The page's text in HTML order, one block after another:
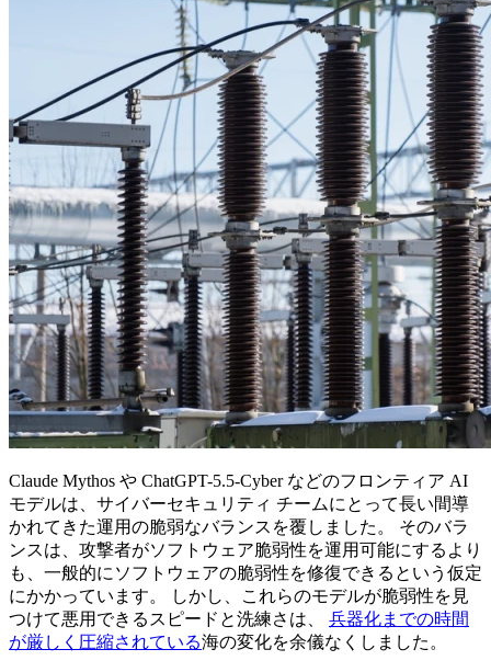
Claude Mythos や ChatGPT-5.5-Cyber などのフロンティア AI
モデルは、サイバーセキュリティ チームにとって長い間導
かれてきた運用の脆弱なバランスを覆しました。 そのバラ
ンスは、攻撃者がソフトウェア脆弱性を運用可能にするより
も、一般的にソフトウェアの脆弱性を修復できるという仮定
にかかっています。 しかし、これらのモデルが脆弱性を見
つけて悪用できるスピードと洗練さは、 兵器化までの時間
が厳しく圧縮されている海の変化を余儀なくしました。